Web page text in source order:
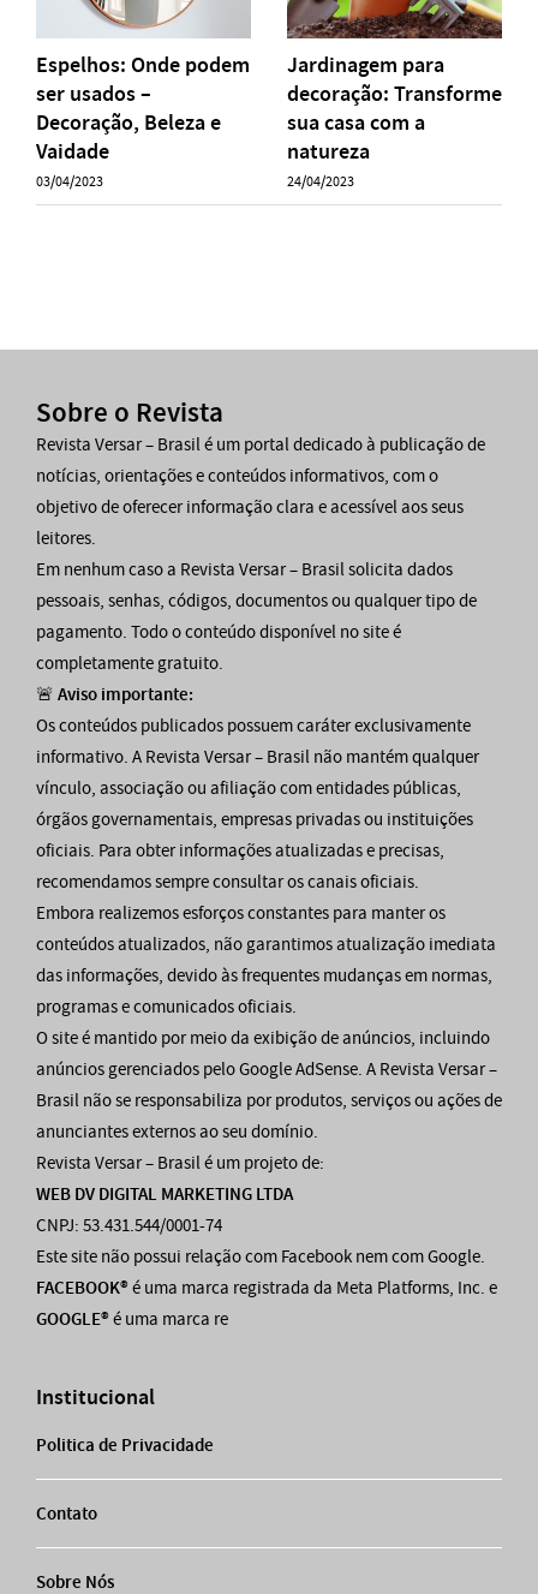
Espelhos: Onde podem
ser usados –
Decoração, Beleza e
Vaidade
03/04/2023
Jardinagem para
decoração: Transforme
sua casa com a
natureza
24/04/2023
Sobre o Revista
Revista Versar – Brasil é um portal dedicado à publicação de
notícias, orientações e conteúdos informativos, com o
objetivo de oferecer informação clara e acessível aos seus
leitores.
Em nenhum caso a Revista Versar – Brasil solicita dados
pessoais, senhas, códigos, documentos ou qualquer tipo de
pagamento. Todo o conteúdo disponível no site é
completamente gratuito.
🚨 Aviso importante:
Os conteúdos publicados possuem caráter exclusivamente
informativo. A Revista Versar – Brasil não mantém qualquer
vínculo, associação ou afiliação com entidades públicas,
órgãos governamentais, empresas privadas ou instituições
oficiais. Para obter informações atualizadas e precisas,
recomendamos sempre consultar os canais oficiais.
Embora realizemos esforços constantes para manter os
conteúdos atualizados, não garantimos atualização imediata
das informações, devido às frequentes mudanças em normas,
programas e comunicados oficiais.
O site é mantido por meio da exibição de anúncios, incluindo
anúncios gerenciados pelo Google AdSense. A Revista Versar –
Brasil não se responsabiliza por produtos, serviços ou ações de
anunciantes externos ao seu domínio.
Revista Versar – Brasil é um projeto de:
WEB DV DIGITAL MARKETING LTDA
CNPJ: 53.431.544/0001-74
Este site não possui relação com Facebook nem com Google.
FACEBOOK®é uma marca registrada da Meta Platforms, Inc. e
GOOGLE®é uma marca re
Institucional
Politica de Privacidade
Contato
Sobre Nós